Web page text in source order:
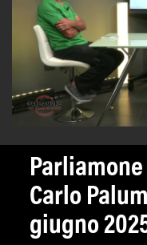
Carlo
giugno